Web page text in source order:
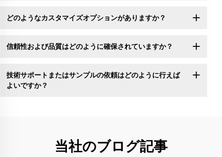
どのようなカスタマイズオプションがありますか？
信頼性および品質はどのように確保されていますか？
技術サポートまたはサンプルの依頼はどのように行えば
よいですか？
当社のブログ記事